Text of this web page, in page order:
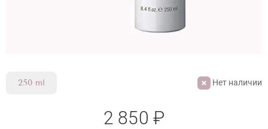
250 ml Нет наличии
2 850 ₽